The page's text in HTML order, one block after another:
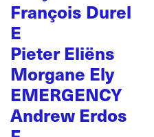
François Durel
E
Pieter Eliëns
Morgane Ely
EMERGENCY
Andrew Erdos